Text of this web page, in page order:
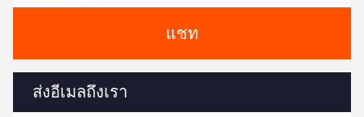
แชท
ส่งอีเมลถึงเรา